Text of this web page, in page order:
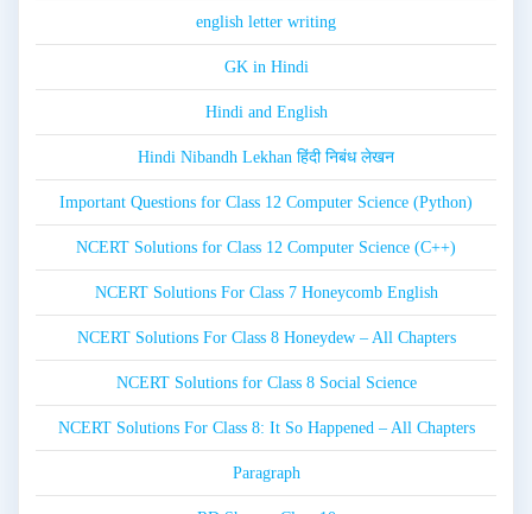
english letter writing
GK in Hindi
Hindi and English
Hindi Nibandh Lekhan हिंदी निबंध लेखन
Important Questions for Class 12 Computer Science (Python)
NCERT Solutions for Class 12 Computer Science (C++)
NCERT Solutions For Class 7 Honeycomb English
NCERT Solutions For Class 8 Honeydew – All Chapters
NCERT Solutions for Class 8 Social Science
NCERT Solutions For Class 8: It So Happened – All Chapters
Paragraph